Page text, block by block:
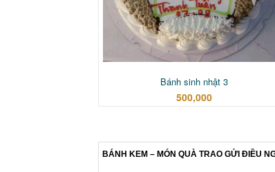
Bánh sinh nhật 3
500,000
BÁNH KEM – MÓN QUÀ TRAO GỬI ĐIỀU